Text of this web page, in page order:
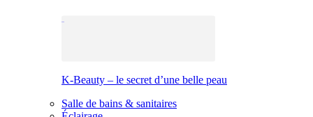
K-Beauty – le secret d’une belle peau
Salle de bains & sanitaires